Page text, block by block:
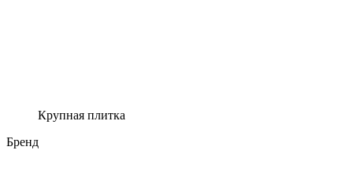
Крупная плитка
Бренд